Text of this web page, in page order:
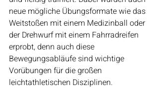
neue mögliche Übungsformate wie das
Weitstoßen mit einem Medizinball oder
der Drehwurf mit einem Fahrradreifen
erprobt, denn auch diese
Bewegungsabläufe sind wichtige
Vorübungen für die großen
leichtathletischen Disziplinen.